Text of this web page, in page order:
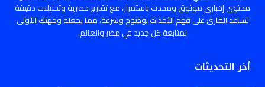
محتوى إخباري موثوق ومحدث باستمرار، مع تقارير حصرية وتحليلات دقيقة
تساعد القارئ على فهم الأحداث بوضوح وسرعة، مما يجعله وجهتك الأولى
لمتابعة كل جديد في مصر والعالم.
أخر التحديثات